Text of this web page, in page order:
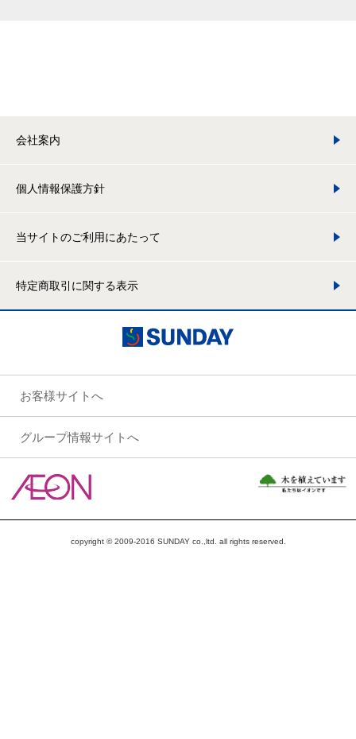
会社案内
個人情報保護方針
当サイトのご利用にあたって
特定商取引に関する表示
お客様サイトへ
グループ情報サイトへ
copyright © 2009-2016 SUNDAY co.,ltd. all rights reserved.